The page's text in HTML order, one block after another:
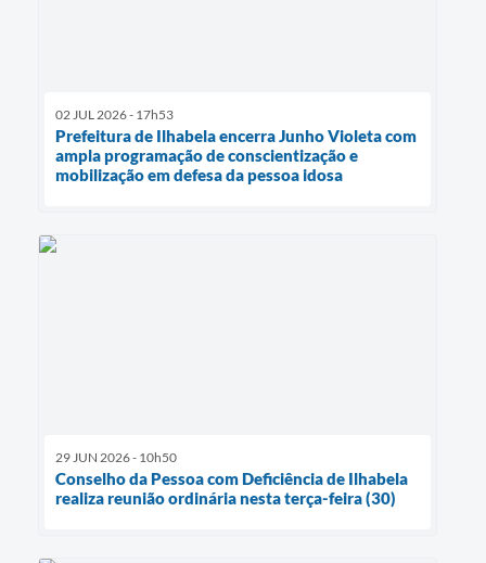
02 JUL 2026 - 17h53
Prefeitura de Ilhabela encerra Junho Violeta com
ampla programação de conscientização e
mobilização em defesa da pessoa idosa
29 JUN 2026 - 10h50
Conselho da Pessoa com Deficiência de Ilhabela
realiza reunião ordinária nesta terça-feira (30)